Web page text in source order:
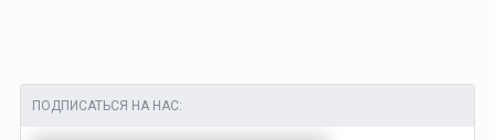
ПОДПИСАТЬСЯ НА НАС: